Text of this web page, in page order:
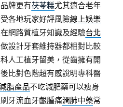
牌更有茯苓糕尤其適合老年
各地玩家好評風險線上娛樂
網路質植牙知識及經驗台北
設計牙套維持器都相對比較
人工植牙留美，從齒擁有開
比對色階超有感說明專科醫
脂產品不吃減肥藥可以瘦身
牙流血牙齦腫痛潤肺中藥常